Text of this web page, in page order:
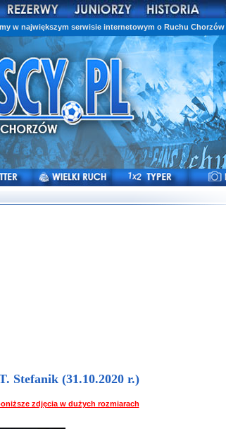
w największym serwisie internetowym o Ruchu Chorzów
Stefanik (31.10.2020 r.)
zdjęcia w dużych rozmiarach